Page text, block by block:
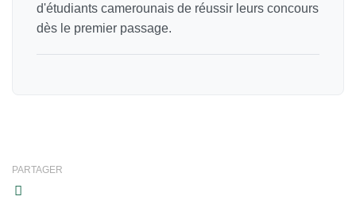
d'étudiants camerounais de réussir leurs concours
dès le premier passage.
PARTAGER